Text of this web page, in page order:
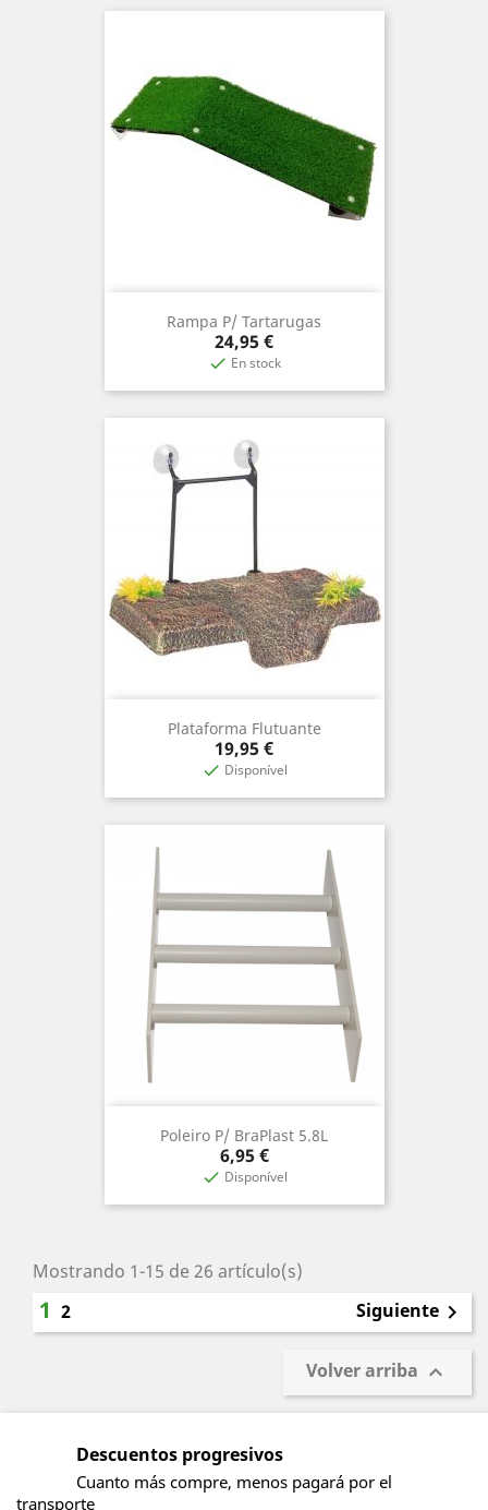
Rampa P/ Tartarugas
Precio
24,95 €
 En stock
Plataforma Flutuante
Precio
19,95 €
 Disponível
Poleiro P/ BraPlast 5.8L
Precio
6,95 €
 Disponível
Mostrando 1-15 de 26 artículo(s)
1 2 Siguiente 
Volver arriba 
Descuentos progresivos
Cuanto más compre, menos pagará por el
transporte